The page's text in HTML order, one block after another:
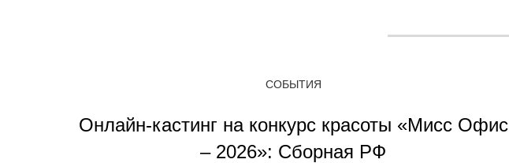
СОБЫТИЯ
Онлайн-кастинг на конкурс красоты «Мисс Офис
– 2026»: Сборная РФ